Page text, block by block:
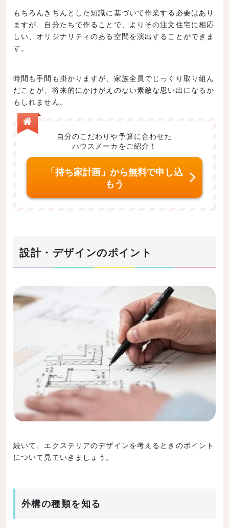
もちろんきちんとした知識に基づいて作業する必要はあり
ますが、自分たちで作ることで、よりその注文住宅に相応
しい、オリジナリティのある空間を演出することができま
す。
時間も手間も掛かりますが、家族全員でじっくり取り組ん
だことが、将来的にかけがえのない素敵な思い出になるか
もしれません。
自分のこだわりや予算に合わせた
ハウスメーカをご紹介！
「持ち家計画」から無料で申し込
もう
設計・デザインのポイント
続いて、エクステリアのデザインを考えるときのポイント
について見ていきましょう。
外構の種類を知る